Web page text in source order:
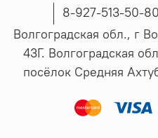
8-927-513-50-
Волгоградская обл., г
43Г. Волгоградская
посёлок Средняя